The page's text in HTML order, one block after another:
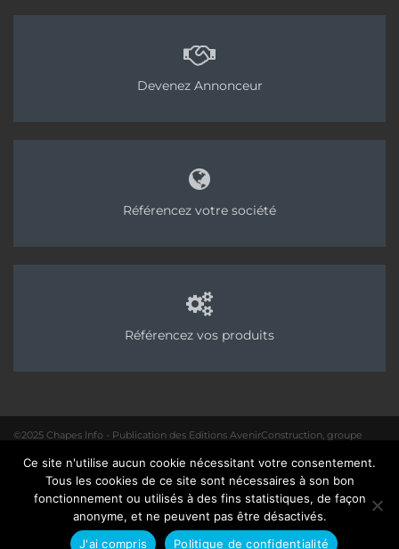
Devenez Annonceur
Référencez votre société
Référencez vos produits
©2025 Chapes Info - Publication des Editions AvenirConstruction, groupe
01 40 31 64 80 |
Rédaction Mentions légales – Politique de confidentialité
Site :Seedcom.fr
Ce site n'utilise aucun cookie nécessitant votre consentement.
Tous les cookies de ce site sont nécessaires à son bon
fonctionnement ou utilisés à des fins statistiques, de façon
anonyme, et ne peuvent pas être désactivés.
J'ai compris
Politique de confidentialité